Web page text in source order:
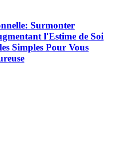
Surmonter
l'Estime de Soi
Simples Pour Vous